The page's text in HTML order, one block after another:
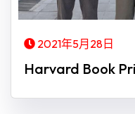
2021年5月28日
Harvard Book